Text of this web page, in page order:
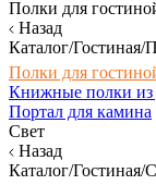
Полки для
Назад
Каталог/Гостиная/
Полки для
Книжные полки из
Портал для камина
Свет
Назад
Каталог/Гостиная/